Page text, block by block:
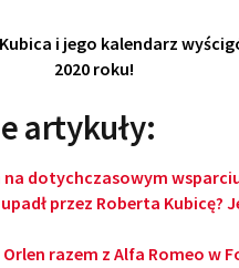
i jego kalendarz
2020 roku!
artykuły:
na dotychczasowym
przez Roberta Kubicę?
razem z Alfa Romeo w